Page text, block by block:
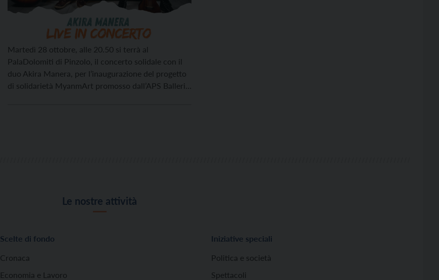
Martedì 28 ottobre, alle 20.50 si terrà al
PalaDolomiti di Pinzolo, il concerto solidale con il
duo Akira Manera, per l’inaugurazione del progetto
di solidarietà MyanmArt promosso dall’APS Ballerio
Le nostre attività
Scelte di fondo
Cronaca
Economia e Lavoro
Iniziative speciali
Politica e società
Spettacoli